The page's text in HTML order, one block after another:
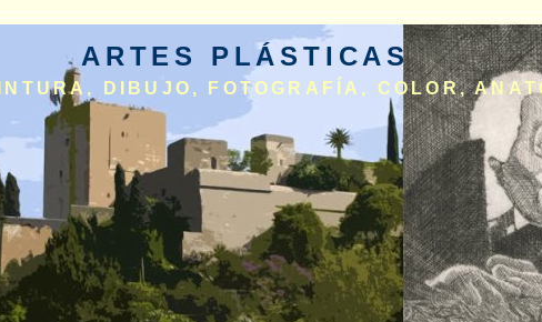
ARTES PLÁSTICAS
DIBUJO, FOTOGRAFÍA, COLOR,